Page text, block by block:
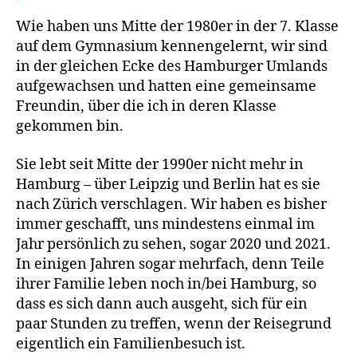
Wie haben uns Mitte der 1980er in der 7. Klasse
auf dem Gymnasium kennengelernt, wir sind
in der gleichen Ecke des Hamburger Umlands
aufgewachsen und hatten eine gemeinsame
Freundin, über die ich in deren Klasse
gekommen bin.
Sie lebt seit Mitte der 1990er nicht mehr in
Hamburg – über Leipzig und Berlin hat es sie
nach Zürich verschlagen. Wir haben es bisher
immer geschafft, uns mindestens einmal im
Jahr persönlich zu sehen, sogar 2020 und 2021.
In einigen Jahren sogar mehrfach, denn Teile
ihrer Familie leben noch in/bei Hamburg, so
dass es sich dann auch ausgeht, sich für ein
paar Stunden zu treffen, wenn der Reisegrund
eigentlich ein Familienbesuch ist.